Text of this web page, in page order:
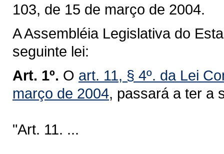
103, de 15 de março de 2004.
A Assembléia Legislativa do
seguinte lei:
Art. 1º. O art. 11, § 4º. da Lei
março de 2004, passará a ter a
"Art. 11. ...